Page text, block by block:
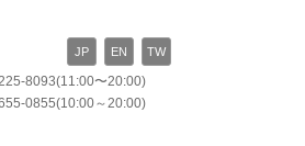
8093(11:00〜20:00)
0855(10:00～20:00)
JP EN TW